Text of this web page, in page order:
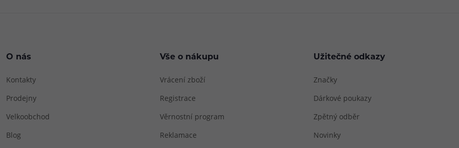
O nás
Kontakty
Prodejny
Velkoobchod
Blog
Vše o nákupu
Vrácení zboží
Registrace
Věrnostní program
Reklamace
Užitečné odkazy
Značky
Dárkové poukazy
Zpětný odběr
Novinky